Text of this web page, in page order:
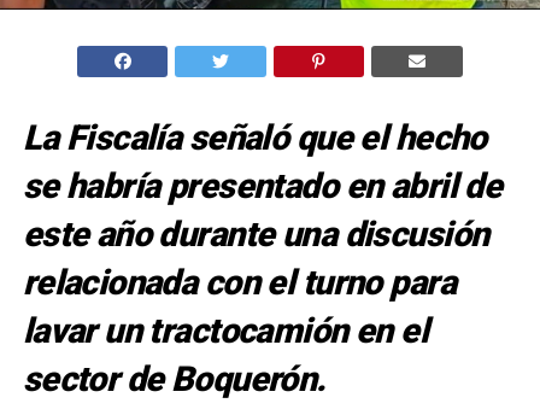
La Fiscalía señaló que el hecho
se habría presentado en abril de
este año durante una discusión
relacionada con el turno para
lavar un tractocamión en el
sector de Boquerón.